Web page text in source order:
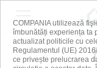
COMPANIA utilizează
îmbunătăți experiența ta
actualizat politicile cu
Regulamentul (UE)
ce privește prelucrarea